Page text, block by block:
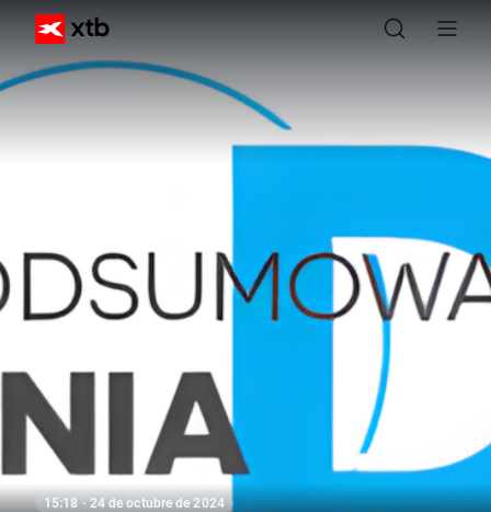
15:18 · 24 de octubre de 2024